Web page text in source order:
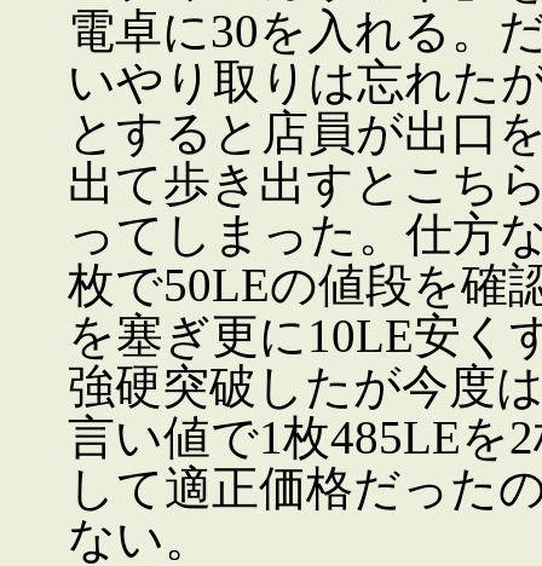
電卓に30を入れる。
いやり取りは忘れた
とすると店員が出口
出て歩き出すとこち
ってしまった。仕方
枚で50LEの値段を確
を塞ぎ更に10LE安く
強硬突破したが今度
言い値で1枚485LEを
して適正価格だった
ない。